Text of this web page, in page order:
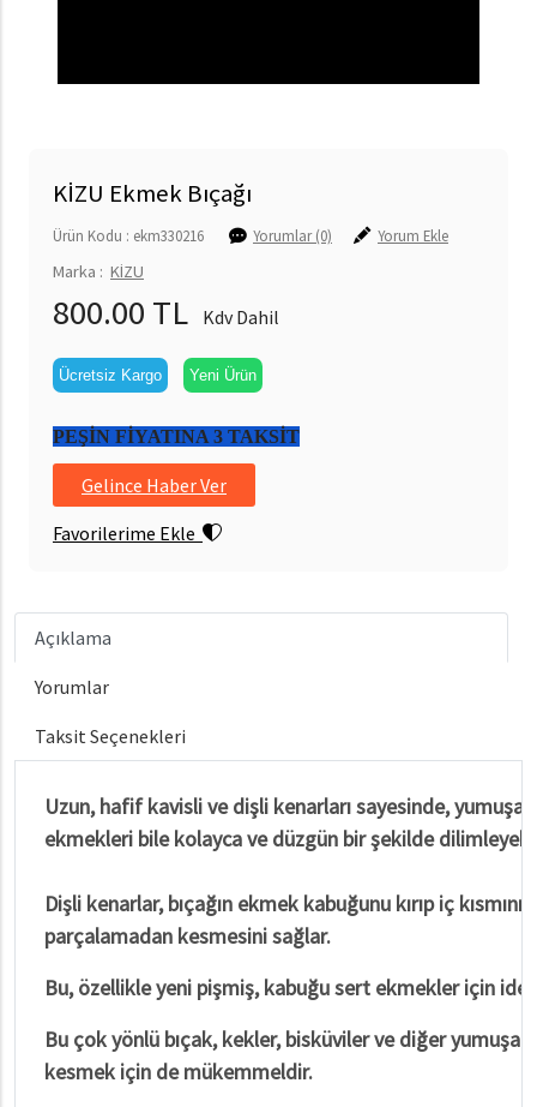
KİZU Ekmek Bıçağı
Ürün Kodu : ekm330216 Yorumlar (0) Yorum Ekle
Marka : KİZU
800.00 TL Kdv Dahil
Ücretsiz Kargo Yeni Ürün
PEŞİN FİYATINA 3 TAKSİT
Gelince Haber Ver
Favorilerime Ekle
Açıklama
Yorumlar
Taksit Seçenekleri
Uzun, hafif kavisli ve dişli kenarları sayesinde,
ekmekleri bile kolayca ve düzgün bir şekilde
Dişli kenarlar, bıçağın ekmek kabuğunu kırıp iç kısmını
parçalamadan kesmesini sağlar.
Bu, özellikle yeni pişmiş, kabuğu sert ekmekler için
Bu çok yönlü bıçak, kekler, bisküviler ve diğer yumuşak
kesmek için de mükemmeldir.